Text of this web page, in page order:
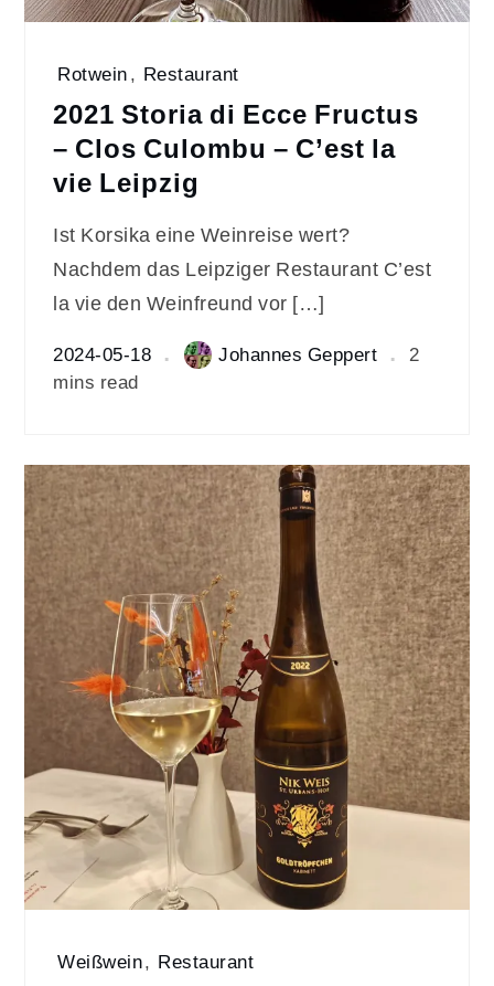
Rotwein, Restaurant
2021 Storia di Ecce Fructus
– Clos Culombu – C’est la
vie Leipzig
Ist Korsika eine Weinreise wert?
Nachdem das Leipziger Restaurant C’est
la vie den Weinfreund vor […]
2024-05-18 Johannes Geppert
2
mins read
Weißwein, Restaurant